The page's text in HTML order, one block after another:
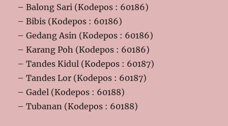
– Balong Sari (Kodepos : 60186)
– Bibis (Kodepos : 60186)
– Gedang Asin (Kodepos : 60186)
– Karang Poh (Kodepos : 60186)
– Tandes Kidul (Kodepos : 60187)
– Tandes Lor (Kodepos : 60187)
– Gadel (Kodepos : 60188)
– Tubanan (Kodepos : 60188)